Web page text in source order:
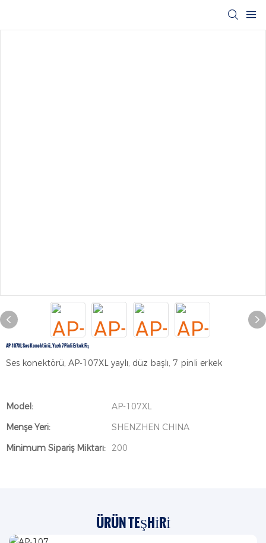
AP-107XL Ses Konektörü, Yaylı 7 Pinli Erkek Fiş
Ses konektörü, AP-107XL yaylı, düz başlı, 7 pinli erkek
Model:
AP-107XL
Menşe Yeri:
SHENZHEN CHINA
Minimum Sipariş Miktarı:
200
ÜRÜN TEŞHIRI